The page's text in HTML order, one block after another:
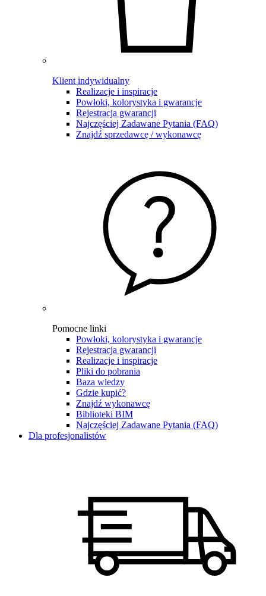
Klient indywidualny
Realizacje i inspiracje
Powłoki, kolorystyka i gwarancje
Rejestracja gwarancji
Najczęściej Zadawane Pytania (FAQ)
Znajdź sprzedawcę / wykonawcę
Pomocne linki
Powłoki, kolorystyka i gwarancje
Rejestracja gwarancji
Realizacje i inspiracje
Pliki do pobrania
Baza wiedzy
Gdzie kupić?
Znajdź wykonawcę
Biblioteki BIM
Najczęściej Zadawane Pytania (FAQ)
Dla profesjonalistów